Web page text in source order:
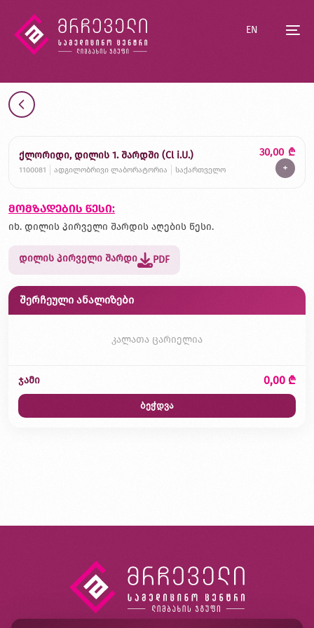
EN
ქლორიდი, დილის 1. შარდში (Cl i.U.)
1100081 ადგილობრივი ლაბორატორია საქართველო
30,00 ₾
+
მომზადების წესი:
იხ. დილის პირველი შარდის აღების წესი.
დილის პირველი შარდი PDF
შერჩეული ანალიზები
კალათა ცარიელია
ჯამი 0,00 ₾
ბეჭდვა